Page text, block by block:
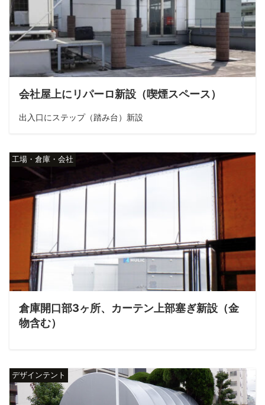
会社屋上にリパーロ新設（喫煙スペース）
出入口にステップ（踏み台）新設
工場・倉庫・会社
倉庫開口部3ヶ所、カーテン上部塞ぎ新設（金
物含む）
デザインテント